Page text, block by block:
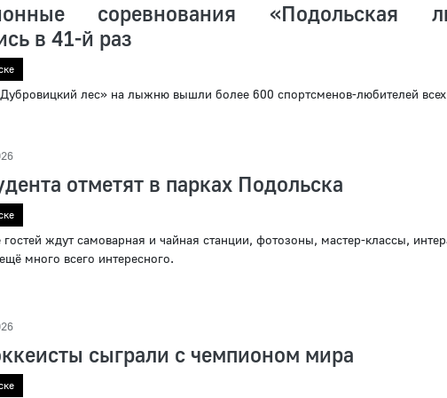
соревнования «Подольская
в 41-й раз
лес» на лыжню вышли более 600 спортсменов-любителей всех
отметят в парках Подольска
гостей ждут самоварная и чайная станции, фотозоны, мастер-классы,
много всего интересного.
сыграли с чемпионом мира